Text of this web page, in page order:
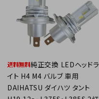
純正交換 LEDヘッドラ
イト H4 M4 バルブ 車用
DAIHATSU ダイハツ タント